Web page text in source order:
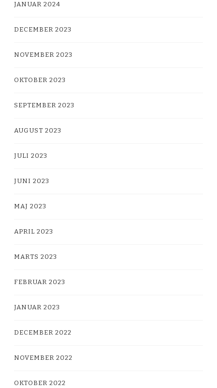
JANUAR 2024
DECEMBER 2023
NOVEMBER 2023
OKTOBER 2023
SEPTEMBER 2023
AUGUST 2023
JULI 2023
JUNI 2023
MAJ 2023
APRIL 2023
MARTS 2023
FEBRUAR 2023
JANUAR 2023
DECEMBER 2022
NOVEMBER 2022
OKTOBER 2022